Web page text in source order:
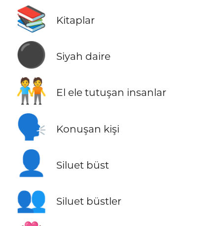
📚 Kitaplar
⚫ Siyah daire
🧑‍🤝‍🧑 El ele tutuşan insanlar
🗣️ Konuşan kişi
👤 Siluet büst
👥 Siluet büstler